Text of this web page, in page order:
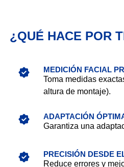
¿QUÉ HACE POR
MEDICIÓN FACIAL
Toma medidas
altura de montaje).
ADAPTACIÓN
Garantiza una
PRECISIÓN DESDE
Reduce errores y